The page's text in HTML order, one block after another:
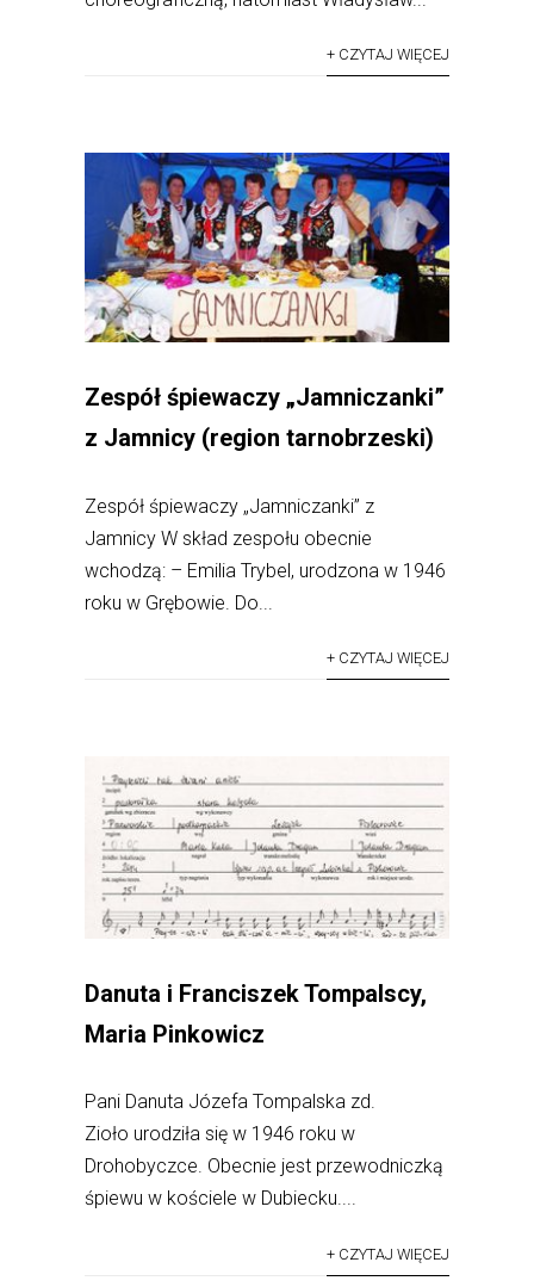
+ CZYTAJ WIĘCEJ
Zespół śpiewaczy „Jamniczanki”
z Jamnicy (region tarnobrzeski)
Zespół śpiewaczy „Jamniczanki” z
Jamnicy W skład zespołu obecnie
wchodzą: – Emilia Trybel, urodzona w 1946
roku w Grębowie. Do...
+ CZYTAJ WIĘCEJ
Danuta i Franciszek Tompalscy,
Maria Pinkowicz
Pani Danuta Józefa Tompalska zd.
Zioło urodziła się w 1946 roku w
Drohobyczce. Obecnie jest przewodniczką
śpiewu w kościele w Dubiecku....
+ CZYTAJ WIĘCEJ